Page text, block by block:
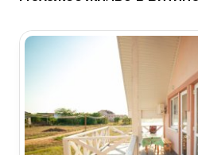
Вход на
Войти или